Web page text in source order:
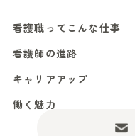
看護職ってこんな仕事
看護師の進路
キャリアアップ
働く魅力